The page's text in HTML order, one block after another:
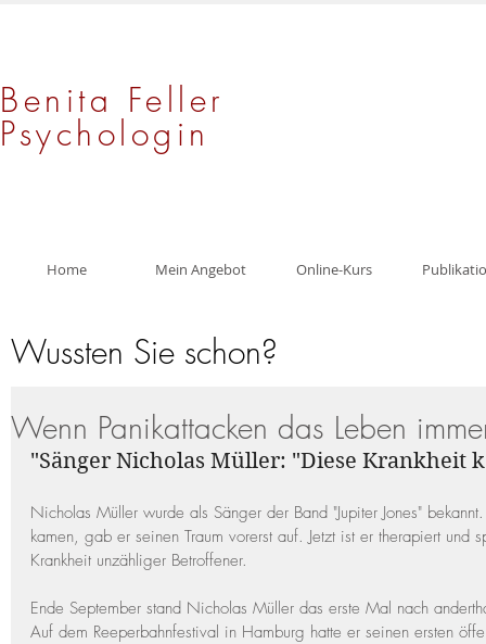
Benita Feller
Psychologin
Home Mein Angebot Online-Kurs
Wussten Sie schon?
Wenn Panikattacken das Leben
"Sänger Nicholas Müller: "Diese Krankheit
Nicholas Müller wurde als Sänger der Band "Jupiter Jones"
kamen, gab er seinen Traum vorerst auf. Jetzt ist er therapiert und
Krankheit unzähliger Betroffener.
Ende September stand Nicholas Müller das erste Mal nach
Auf dem Reeperbahnfestival in Hamburg hatte er seinen ersten